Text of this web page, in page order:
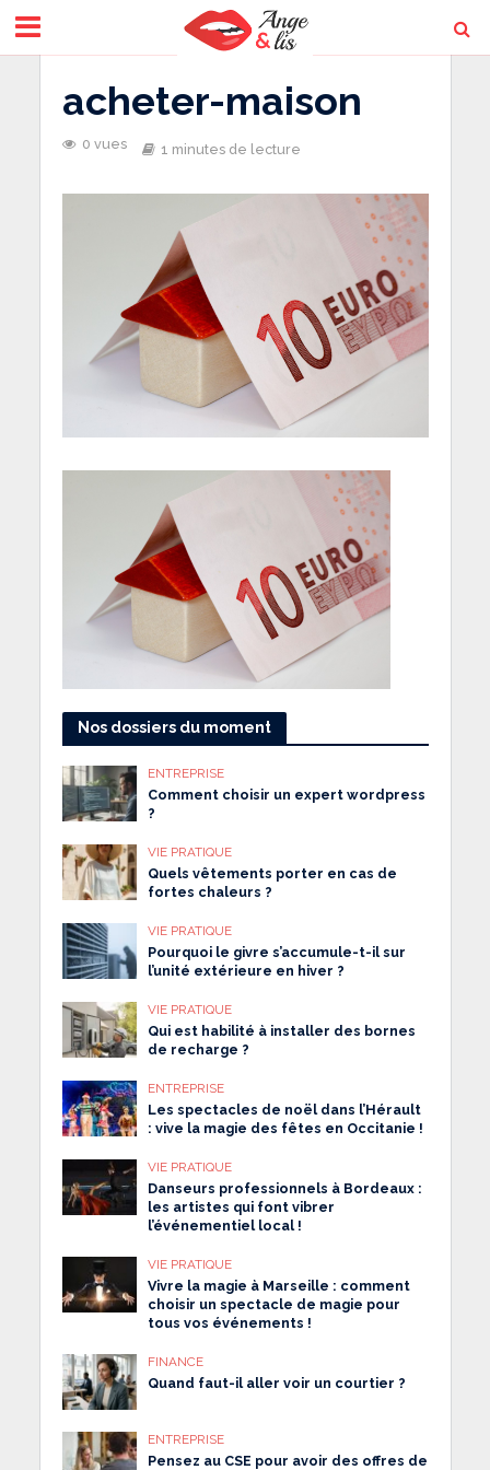
acheter-maison
0 vues 1 minutes de lecture
Nos dossiers du moment
ENTREPRISE
Comment choisir un expert wordpress
?
VIE PRATIQUE
Quels vêtements porter en cas de
fortes chaleurs ?
VIE PRATIQUE
Pourquoi le givre s’accumule-t-il sur
l’unité extérieure en hiver ?
VIE PRATIQUE
Qui est habilité à installer des bornes
de recharge ?
ENTREPRISE
Les spectacles de noël dans l’Hérault
: vive la magie des fêtes en Occitanie !
VIE PRATIQUE
Danseurs professionnels à Bordeaux :
les artistes qui font vibrer
l’événementiel local !
VIE PRATIQUE
Vivre la magie à Marseille : comment
choisir un spectacle de magie pour
tous vos événements !
FINANCE
Quand faut-il aller voir un courtier ?
ENTREPRISE
Pensez au CSE pour avoir des offres de